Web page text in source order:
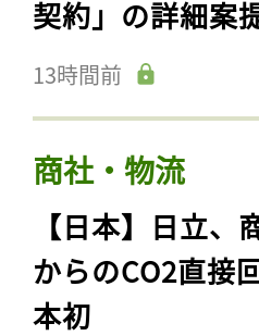
契約」の詳細案
13時間前
商社・物流
【日本】日立
からのCO2直接
本初